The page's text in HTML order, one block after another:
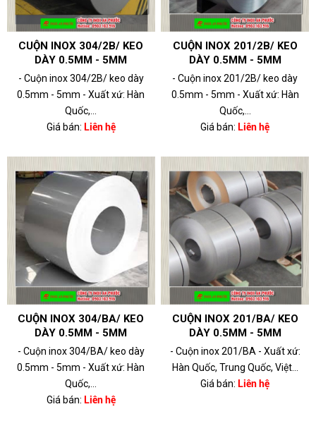
CUỘN INOX 304/2B/ KEO
DÀY 0.5MM - 5MM
- Cuộn inox 304/2B/ keo dày
0.5mm - 5mm - Xuất xứ: Hàn
Quốc,...
Giá bán: Liên hệ
CUỘN INOX 201/2B/ KEO
DÀY 0.5MM - 5MM
- Cuộn inox 201/2B/ keo dày
0.5mm - 5mm - Xuất xứ: Hàn
Quốc,...
Giá bán: Liên hệ
CUỘN INOX 304/BA/ KEO
DÀY 0.5MM - 5MM
- Cuộn inox 304/BA/ keo dày
0.5mm - 5mm - Xuất xứ: Hàn
Quốc,...
Giá bán: Liên hệ
CUỘN INOX 201/BA/ KEO
DÀY 0.5MM - 5MM
- Cuộn inox 201/BA - Xuất xứ:
Hàn Quốc, Trung Quốc, Việt...
Giá bán: Liên hệ